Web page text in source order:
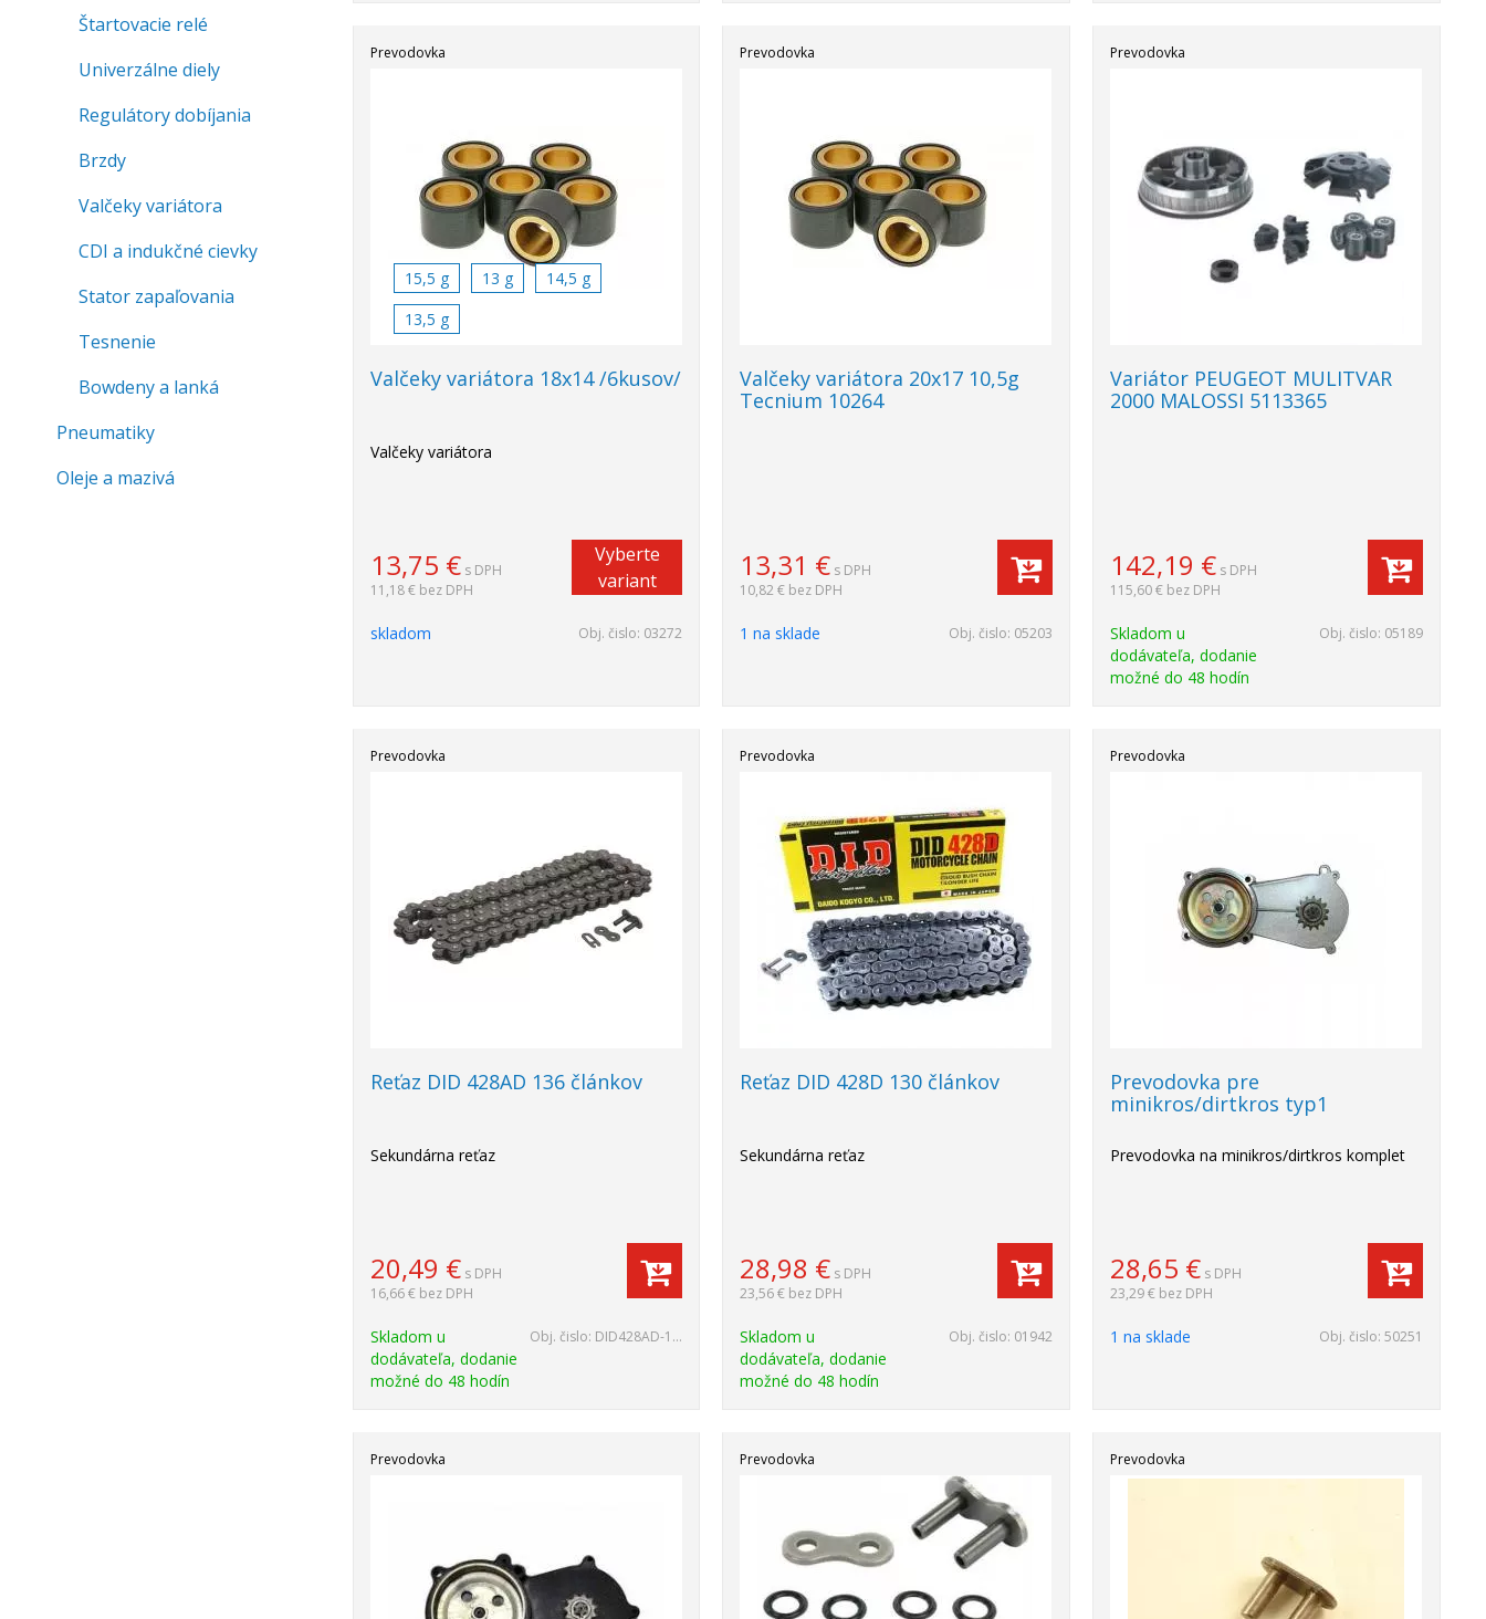
Prevodovka
15,5 g 13 g
14,5 g
13,5 g
Valčeky variátora 18x14 /6kusov/
Valčeky variátora
13,75 € s DPH
11,18 € bez DPH
Vyberte
variant
skladom Obj. čislo: 03272
Prevodovka
Valčeky variátora 20x17 10,5g
Tecnium 10264
13,31 € s DPH
10,82 € bez DPH
1 na sklade Obj. čislo: 05203
Prevodovka
Variátor PEUGEOT MULITVAR
2000 MALOSSI 5113365
142,19 € s DPH
115,60 € bez DPH
Skladom u
dodávateľa, dodanie
možné do 48 hodín
Obj. čislo: 05189
Prevodovka
Reťaz DID 428AD 136 článkov
Sekundárna reťaz
20,49 € s DPH
16,66 € bez DPH
Skladom u
dodávateľa, dodanie
možné do 48 hodín
Obj. čislo: DID428AD-136
Prevodovka
Reťaz DID 428D 130 článkov
Sekundárna reťaz
28,98 € s DPH
23,56 € bez DPH
Skladom u
dodávateľa, dodanie
možné do 48 hodín
Obj. čislo: 01942
Prevodovka
Prevodovka pre
minikros/dirtkros typ1
Prevodovka na minikros/dirtkros komplet
28,65 € s DPH
23,29 € bez DPH
1 na sklade Obj. čislo: 50251
Prevodovka Prevodovka Prevodovka
Štartovacie relé
Univerzálne diely
Regulátory dobíjania
Brzdy
Valčeky variátora
CDI a indukčné cievky
Stator zapaľovania
Tesnenie
Bowdeny a lanká
Pneumatiky
Oleje a mazivá